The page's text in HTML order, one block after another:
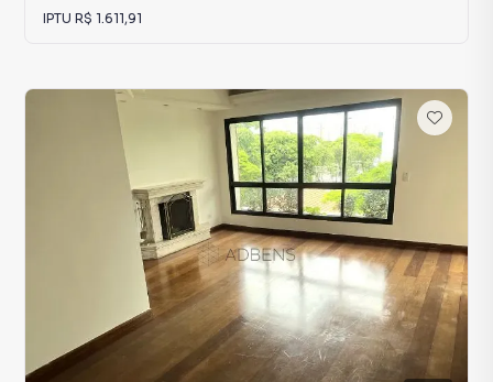
IPTU R$ 1.611,91